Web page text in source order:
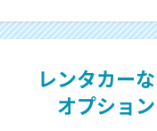
レンタカー
オプショ